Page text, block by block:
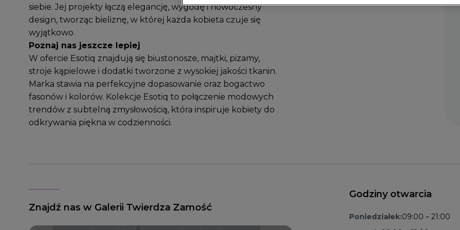
siebie. Jej projekty łączą elegancję, wygodę i nowoczesny
design, tworząc bieliznę, w której każda kobieta czuje się
wyjątkowo.
Poznaj nas jeszcze lepiej
W ofercie Esotiq znajdują się biustonosze, majtki, piżamy,
stroje kąpielowe i dodatki tworzone z wysokiej jakości tkanin.
Marka stawia na perfekcyjne dopasowanie oraz bogactwo
fasonów i kolorów. Kolekcje Esotiq to połączenie modowych
trendów z subtelną zmysłowością, która inspiruje kobiety do
odkrywania piękna w codzienności.
Znajdź nas w Galerii Twierdza Zamość
Godziny otwarcia
Poniedziałek:09:00 – 21:00